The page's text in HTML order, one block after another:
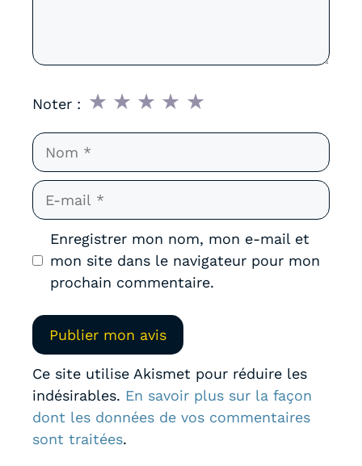
Noter : ★
★
★
★
★
Nom
E-
mail
Enregistrer mon nom, mon e-mail et
mon site dans le navigateur pour mon
prochain commentaire.
Ce site utilise Akismet pour réduire les
indésirables. En savoir plus sur la façon
dont les données de vos commentaires
sont traitées.